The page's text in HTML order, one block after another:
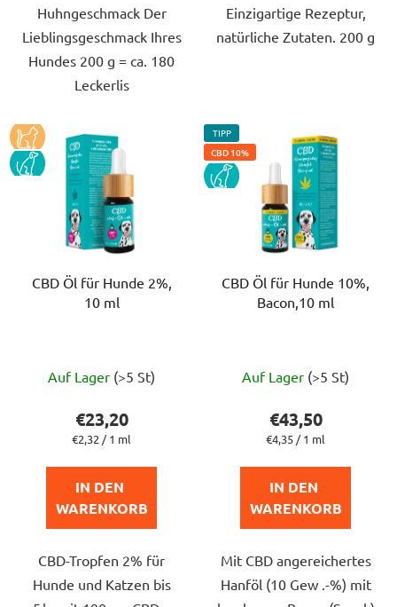
Huhngeschmack Der
Lieblingsgeschmack Ihres
Hundes 200 g = ca. 180
Leckerlis
Einzigartige Rezeptur,
natürliche Zutaten. 200 g
KOCKA
PES
CBD Öl für Hunde 2%,
10 ml
durchschnittliche
Produktbewertung
ist
von
5
Sternen.
Auf Lager (>5 St)
€23,20
Verkaufspreis:
€2,32 / 1 ml
IN DEN
WARENKORB
CBD-Tropfen 2% für
Hunde und Katzen bis
TIPP
CBD 10%
PES
CBD Öl für Hunde 10%,
Bacon,10 ml
ist
von
5
Sternen.
Auf Lager (>5 St)
€43,50
Verkaufspreis:
€4,35 / 1 ml
IN DEN
WARENKORB
Mit CBD angereichertes
Hanföl (10 Gew .-%) mit